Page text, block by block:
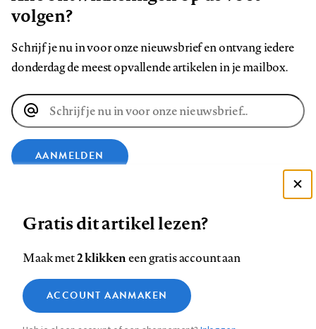
volgen?
Schrijf je nu in voor onze nieuwsbrief en ontvang iedere
donderdag de meest opvallende artikelen in je mailbox.
E-
mailadres
AANMELDEN
op
Facebook
op
LinkedIn
op
Bluesky
ons
op
InstagramYouTube
Footer
Contact Colofon Disclaimer Privacy
Medische vragen verdienen
betrouwbare antwoorden
Zie onze cookie policy
Analytische cookies
Gratis dit artikel lezen?
Maak met2 klikkeneen gratis account aan
ACCOUNT AANMAKEN